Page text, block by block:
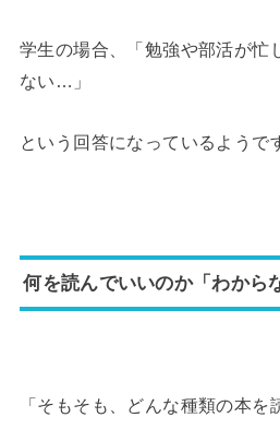
学生の場合、「勉強や部活が忙
ない…」
という回答になっているようで
何を読んでいいのか「わから
「そもそも、どんな種類の本